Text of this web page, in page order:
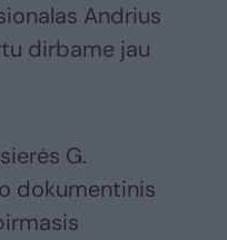
Andrius
dirbame jau
G.
dokumentinis